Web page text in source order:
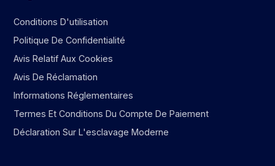
Conditions D'utilisation
Politique De Confidentialité
Avis Relatif Aux Cookies
Avis De Réclamation
Informations Réglementaires
Termes Et Conditions Du Compte De Paiement
Déclaration Sur L'esclavage Moderne